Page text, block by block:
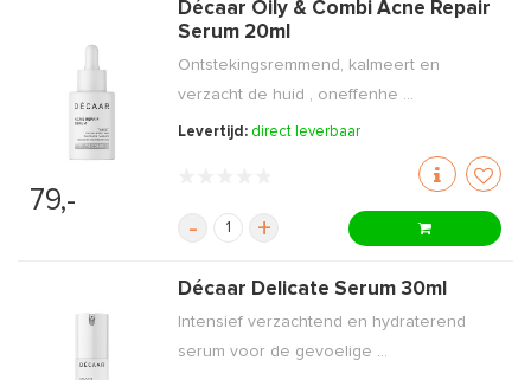
79,-
Décaar Oily & Combi Acne Repair
Serum 20ml
Ontstekingsremmend, kalmeert en
verzacht de huid , oneffenhe ...
Levertijd: direct leverbaar
- +
Décaar Delicate Serum 30ml
Intensief verzachtend en hydraterend
serum voor de gevoelige ...